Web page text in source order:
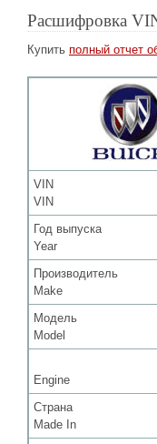
Расшифровка
Купить полный отчет
VIN
VIN
Год выпуска
Year
Производитель
Make
Модель
Model
Engine
Страна
Made In